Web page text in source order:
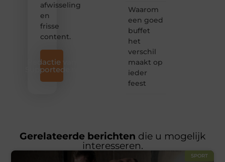
afwisseling
en
frisse
content.
Redactie van
Supportede.nl
Waarom
een goed
buffet
het
verschil
maakt op
ieder
feest
Gerelateerde berichten die u mogelijk
interesseren.
SPORT